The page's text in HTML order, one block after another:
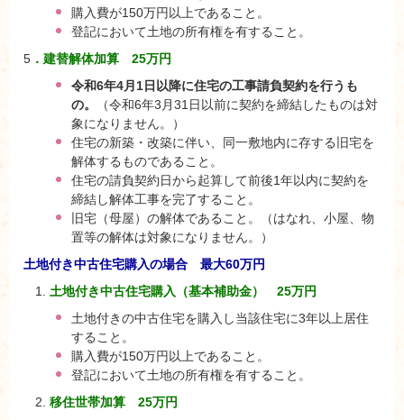
購入費が150万円以上であること。
登記において土地の所有権を有すること。
5 ．建替解体加算 25万円
令和6年4月1日以降に住宅の工事請負契約を行うも
の。
（令和6年3月31日以前に契約を締結したものは対
象になりません。）
住宅の新築・改築に伴い、同一敷地内に存する旧宅を
解体するものであること。
住宅の請負契約日から起算して前後1年以内に契約を
締結し解体工事を完了すること。
旧宅（母屋）の解体であること。（はなれ、小屋、物
置等の解体は対象になりません。）
土地付き中古住宅購入の場合 最大60万円
土地付き中古住宅購入（基本補助金） 25万円
土地付きの中古住宅を購入し当該住宅に3年以上居住
すること。
購入費が150万円以上であること。
登記において土地の所有権を有すること。
移住世帯加算 25万円